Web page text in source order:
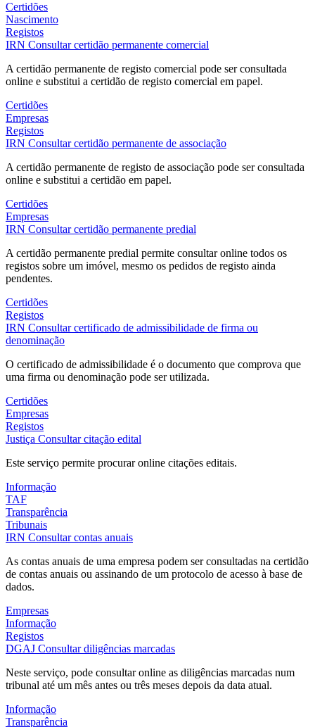
Certidões
Nascimento
Registos
IRN Consultar certidão permanente comercial
A certidão permanente de registo comercial pode ser consultada
online e substitui a certidão de registo comercial em papel.
Certidões
Empresas
Registos
IRN Consultar certidão permanente de associação
A certidão permanente de registo de associação pode ser consultada
online e substitui a certidão em papel.
Certidões
Empresas
IRN Consultar certidão permanente predial
A certidão permanente predial permite consultar online todos os
registos sobre um imóvel, mesmo os pedidos de registo ainda
pendentes.
Certidões
Registos
IRN Consultar certificado de admissibilidade de firma ou
denominação
O certificado de admissibilidade é o documento que comprova que
uma firma ou denominação pode ser utilizada.
Certidões
Empresas
Registos
Justiça Consultar citação edital
Este serviço permite procurar online citações editais.
Informação
TAF
Transparência
Tribunais
IRN Consultar contas anuais
As contas anuais de uma empresa podem ser consultadas na certidão
de contas anuais ou assinando de um protocolo de acesso à base de
dados.
Empresas
Informação
Registos
DGAJ Consultar diligências marcadas
Neste serviço, pode consultar online as diligências marcadas num
tribunal até um mês antes ou três meses depois da data atual.
Informação
Transparência